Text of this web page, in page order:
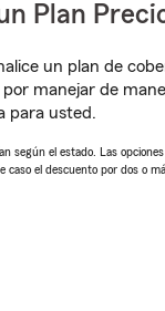
Plan
un plan de
manejar de
para usted.
según el estado. Las
el descuento por dos o